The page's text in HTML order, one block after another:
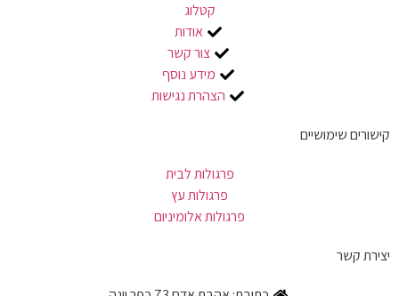
קטלוג
אודות
צור קשר
מידע נוסף
הצהרת נגישות
קישורים שימושיים
פרגולות לבית
פרגולות עץ
פרגולות אלומיניום
יצירת קשר